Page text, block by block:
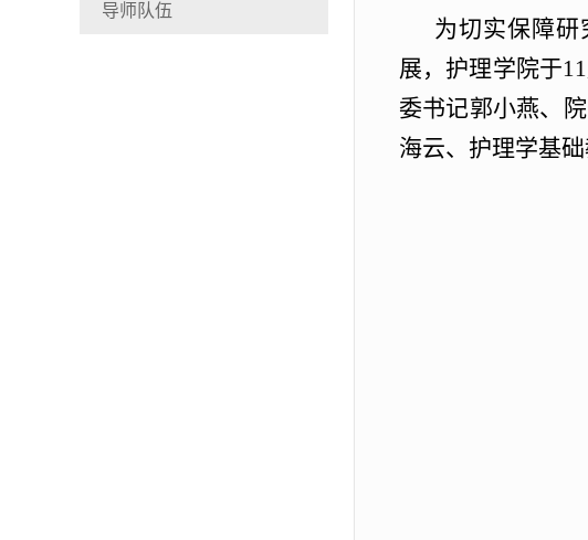
导师队伍
为切实保障
展，护理学院于
委书记郭小燕、
海云、护理学基